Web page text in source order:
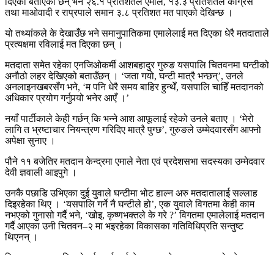
तथा माओवादी र राप्रपाले समान ३.८ प्रतिशत मत पाएको देखिन्छ ।
यो तथ्यांंकले के देखाउँछ भने समानुपातिकमा एमालेलाई मत दिएका धेरै मतदाताले
प्रत्यक्षमा रविलाई मत दिएका छन् ।
मतदाता समेत रहेका एनजिओकर्मी आशबहादुर गुरुङ यसपालि चितवनमा घन्टीको
अनौठो लहर देखिएको बताउँछन् । ‘जता गयो, घन्टी मात्रै भन्छन्’, उनले
अनलाइनखबरसँग भने, ‘म पनि धेरै समय बाहिर हुन्थेँ, यसपालि चाहिँ मतदानको
अधिकार प्रयोग गर्नुपर्‍यो भनेर आएँ ।’
नयाँ पार्टीकाले केही गर्छन् कि भन्ने आश आफूलाई रहेको उनले बताए । ‘मेरो
लागि त भ्रष्टाचार नियन्त्रण गरिदिए मात्रै पुग्छ’, गुरुङले उम्मेदवारसँग आफ्नो
अपेक्षा सुनाए ।
पौने ११ बजेतिर मतदान केन्द्रमा एमाले नेता एवं प्रदेशसभा सदस्यका उम्मेदवार
देवी ज्ञवाली आइपुगे ।
उनकै पछाडि उभिएका दुई युवाले घन्टीमा भोट हाल्न अरु मतदातालाई सल्लाह
दिइरहेका थिए । ‘यसपालि गर्ने नै घन्टीले हो’, एक युवाले विगतमा केही काम
नभएको गुनासो गर्दै भने, ‘खोइ, कृष्णभक्तले के गरे ?’ विगतमा एमालेलाई मतदान
गर्दै आएका उनी चितवन–२ मा भइरहेका विकासका गतिविधिप्रति सन्तुष्ट
थिएनन् ।